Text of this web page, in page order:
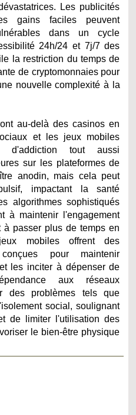
Les publicités
gains faciles peuvent
dans un cycle
24h/24 et 7j/7 des
la restriction du temps de
de cryptomonnaies pour
nouvelle complexité à la
au-delà des casinos en
et les jeux mobiles
d'addiction tout aussi
sur les plateformes de
anodin, mais cela peut
impactant la santé
algorithmes sophistiqués
à maintenir l'engagement
passer plus de temps en
mobiles offrent des
pour maintenir
les inciter à dépenser de
aux réseaux
des problèmes tels que
social, soulignant
de limiter l'utilisation des
le bien-être physique